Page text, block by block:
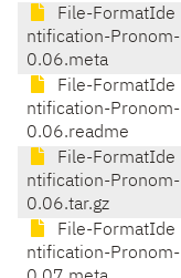
File-FormatIde
ntification-Pronom-
0.06.meta
File-FormatIde
ntification-Pronom-
0.06.readme
File-FormatIde
ntification-Pronom-
0.06.tar.gz
File-FormatIde
ntification-Pronom-